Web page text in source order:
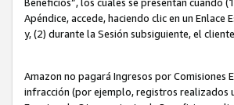
Apéndice, accede, haciendo clic en un
y, (2) durante la Sesión subsiguiente, el
Amazon no pagará Ingresos por Comisiones
infracción (por ejemplo, registros realizados